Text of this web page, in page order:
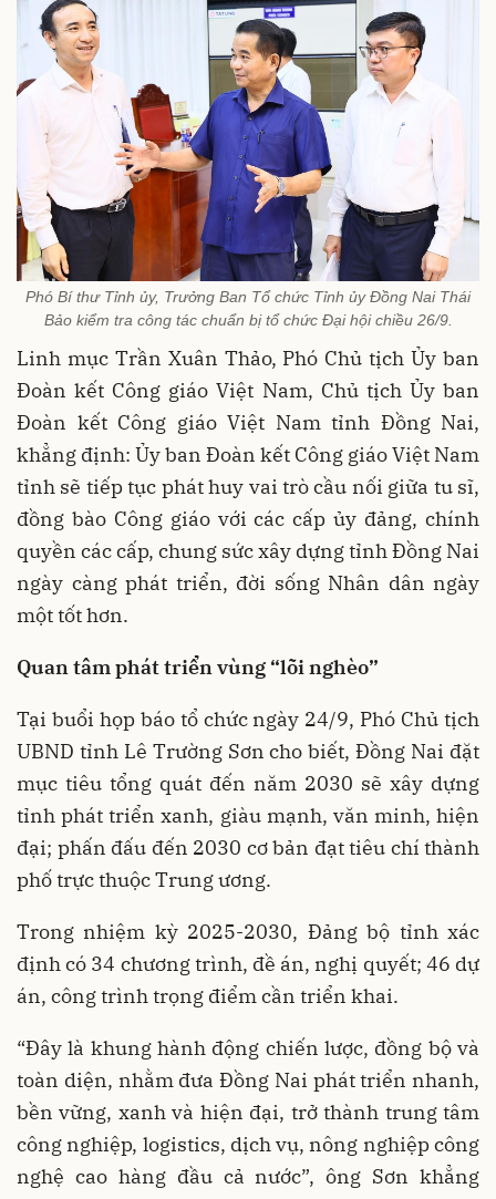
Phó Bí thư Tỉnh ủy, Trưởng Ban Tổ chức Tỉnh ủy Đồng Nai Thái
Bảo kiểm tra công tác chuẩn bị tổ chức Đại hội chiều 26/9.
Linh mục Trần Xuân Thảo, Phó Chủ tịch Ủy ban
Đoàn kết Công giáo Việt Nam, Chủ tịch Ủy ban
Đoàn kết Công giáo Việt Nam tỉnh Đồng Nai,
khẳng định: Ủy ban Đoàn kết Công giáo Việt Nam
tỉnh sẽ tiếp tục phát huy vai trò cầu nối giữa tu sĩ,
đồng bào Công giáo với các cấp ủy đảng, chính
quyền các cấp, chung sức xây dựng tỉnh Đồng Nai
ngày càng phát triển, đời sống Nhân dân ngày
một tốt hơn.
Quan tâm phát triển vùng “lõi nghèo”
Tại buổi họp báo tổ chức ngày 24/9, Phó Chủ tịch
UBND tỉnh Lê Trường Sơn cho biết, Đồng Nai đặt
mục tiêu tổng quát đến năm 2030 sẽ xây dựng
tỉnh phát triển xanh, giàu mạnh, văn minh, hiện
đại; phấn đấu đến 2030 cơ bản đạt tiêu chí thành
phố trực thuộc Trung ương.
Trong nhiệm kỳ 2025-2030, Đảng bộ tỉnh xác
định có 34 chương trình, đề án, nghị quyết; 46 dự
án, công trình trọng điểm cần triển khai.
“Đây là khung hành động chiến lược, đồng bộ và
toàn diện, nhằm đưa Đồng Nai phát triển nhanh,
bền vững, xanh và hiện đại, trở thành trung tâm
công nghiệp, logistics, dịch vụ, nông nghiệp công
nghệ cao hàng đầu cả nước”, ông Sơn khẳng